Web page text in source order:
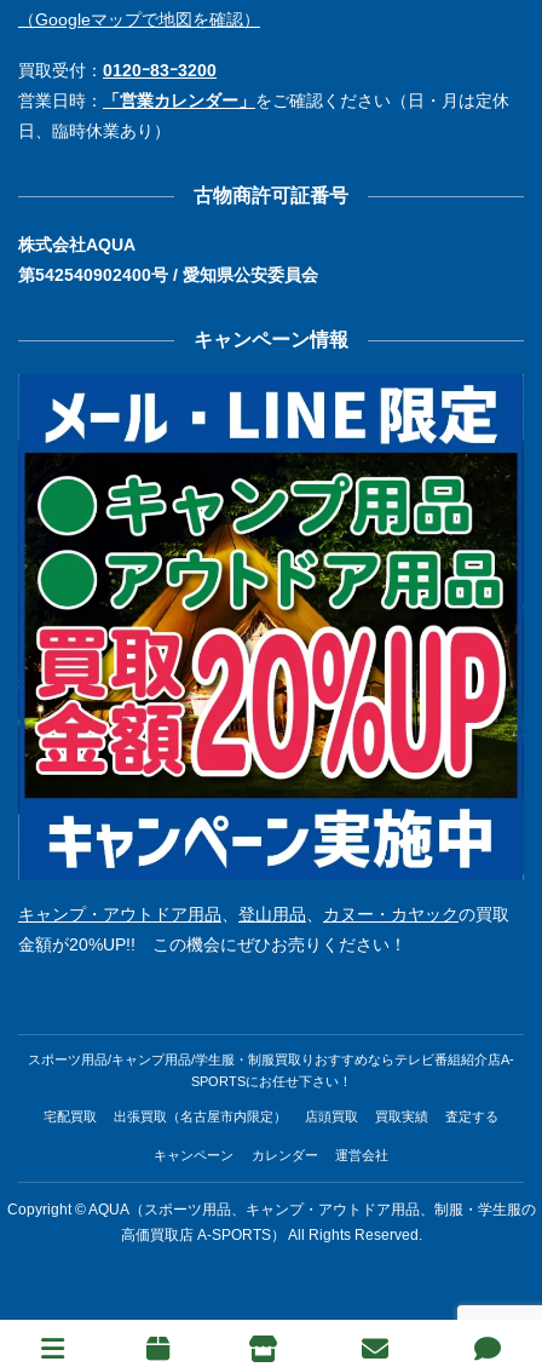
（Googleマップで地図を確認）
買取受付： 0120ｰ83ｰ3200
営業日時：
「営業カレンダー」 をご確認ください（日・月は定休
日、臨時休業あり）
古物商許可証番号
株式会社AQUA
第542540902400号 / 愛知県公安委員会
キャンペーン情報
キャンプ・アウトドア用品、 登山用品、 カヌー・カヤックの買取
金額が20%UP!! この機会にぜひお売りください！
スポーツ用品/キャンプ用品/学生服・制服買取りおすすめならテレビ番組紹介店A-
SPORTSにお任せ下さい！
宅配買取 出張買取（名古屋市内限定） 店頭買取 買取実績 査定する
キャンペーン カレンダー 運営会社
Copyright © AQUA（スポーツ用品、キャンプ・アウトドア用品、制服・学生服の
高価買取店 A-SPORTS） All Rights Reserved.